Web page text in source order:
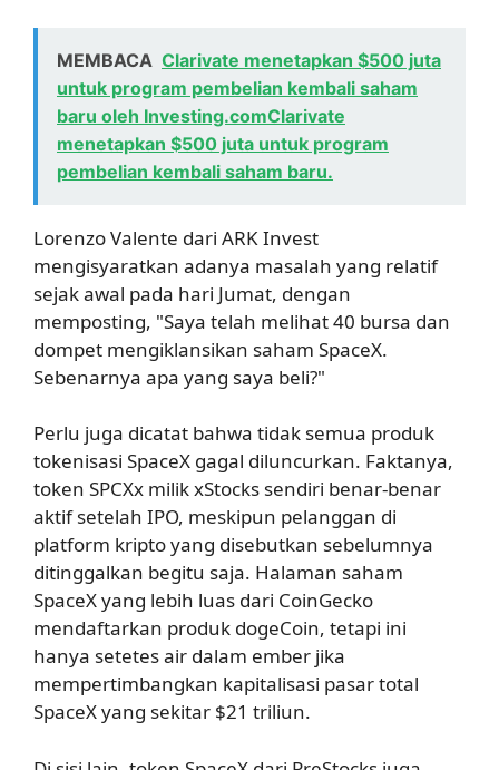
MEMBACA Clarivate menetapkan $500 juta
untuk program pembelian kembali saham
baru oleh Investing.comClarivate
menetapkan $500 juta untuk program
pembelian kembali saham baru.
Lorenzo Valente dari ARK Invest
mengisyaratkan adanya masalah yang relatif
sejak awal pada hari Jumat, dengan
memposting, "Saya telah melihat 40 bursa dan
dompet mengiklansikan saham SpaceX.
Sebenarnya apa yang saya beli?"
Perlu juga dicatat bahwa tidak semua produk
tokenisasi SpaceX gagal diluncurkan. Faktanya,
token SPCXx milik xStocks sendiri benar-benar
aktif setelah IPO, meskipun pelanggan di
platform kripto yang disebutkan sebelumnya
ditinggalkan begitu saja. Halaman saham
SpaceX yang lebih luas dari CoinGecko
mendaftarkan produk dogeCoin, tetapi ini
hanya setetes air dalam ember jika
mempertimbangkan kapitalisasi pasar total
SpaceX yang sekitar $21 triliun.